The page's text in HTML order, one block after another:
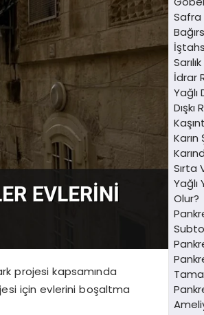
projesi kapsamında
için evlerini boşaltma
Safra
İdrar
Yağlı
Sırta
Yağlı
Olur?